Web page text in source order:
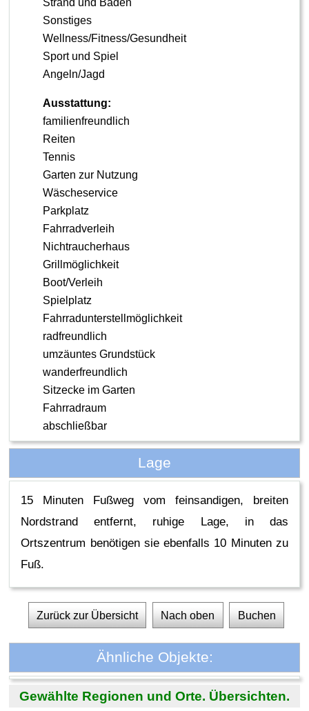
Sonstiges
Wellness/Fitness/Gesundheit
Sport und Spiel
Angeln/Jagd
Ausstattung:
familienfreundlich
Reiten
Tennis
Garten zur Nutzung
Wäscheservice
Parkplatz
Fahrradverleih
Nichtraucherhaus
Grillmöglichkeit
Boot/Verleih
Spielplatz
Fahrradunterstellmöglichkeit
radfreundlich
umzäuntes Grundstück
wanderfreundlich
Sitzecke im Garten
Fahrradraum
abschließbar
Lage
15 Minuten Fußweg vom feinsandigen, breiten
Nordstrand entfernt, ruhige Lage, in das
Ortszentrum benötigen sie ebenfalls 10 Minuten zu
Fuß.
Zurück zur Übersicht Nach oben Buchen
Ähnliche Objekte:
Gewählte Regionen und Orte. Übersichten.